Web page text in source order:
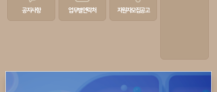
공지사항 업무별연락처 자원자모집공고